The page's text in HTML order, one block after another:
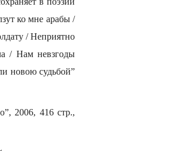
ко мне арабы /
/ Неприятно
/ Нам невзгоды
новою судьбой”
2006, 416 стр.,